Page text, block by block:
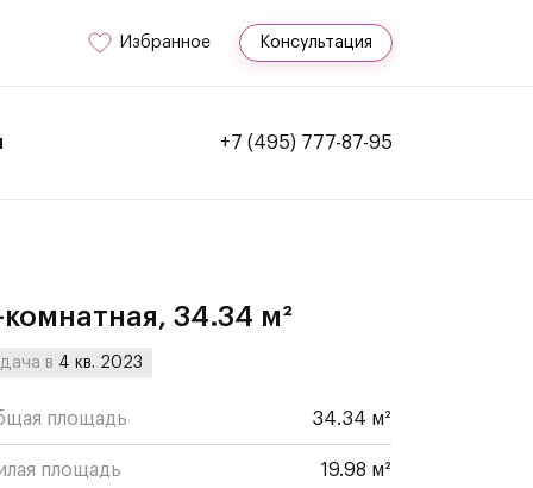
Избранное Консультация
+7 (495) 777-87-95
комнатная, 34.34 м²
в 4 кв. 2023
площадь 34.34 м²
площадь 19.98 м²